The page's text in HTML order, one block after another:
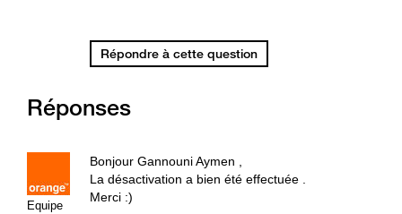
Répondre à cette question
Réponses
Equipe
Bonjour Gannouni Aymen ,
La désactivation a bien été effectuée .
Merci :)